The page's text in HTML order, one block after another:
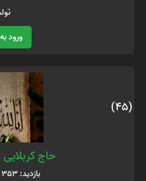
ورود
(45)
حاج
بازدید: 353 - کد متوفی: 69612